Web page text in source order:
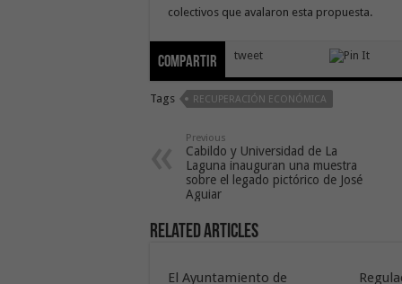
colectivos que avalaron esta propuesta.
Compartir tweet
Tags RECUPERACIÓN ECONÓMICA
Previous
Cabildo y Universidad de La
Laguna inauguran una muestra
sobre el legado pictórico de José
Aguiar
Related Articles
El Ayuntamiento de